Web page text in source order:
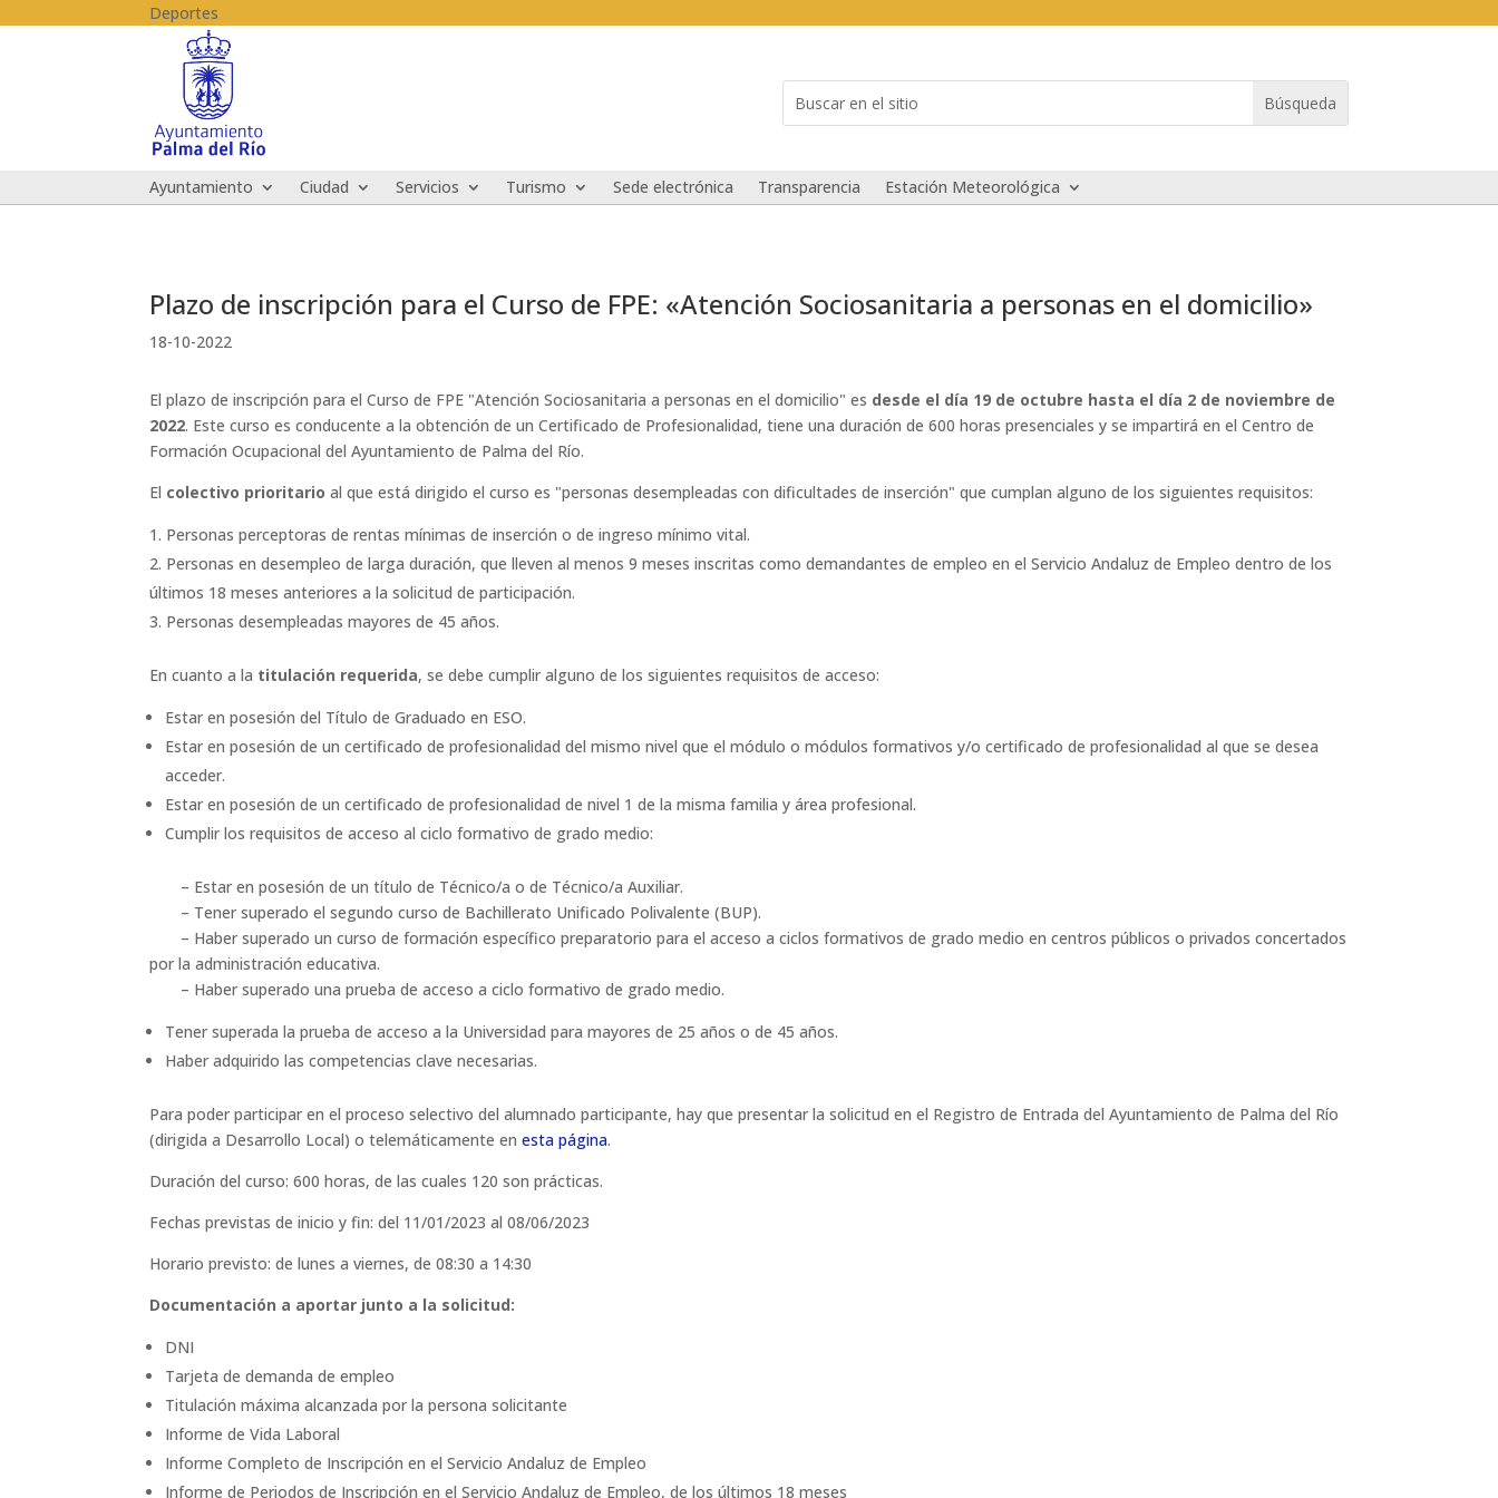
Deportes
for...
Ayuntamiento Ciudad Servicios Turismo Sede electrónica Transparencia Estación Meteorológica
Plazo de inscripción para el Curso de FPE: «Atención Sociosanitaria a personas en el domicilio»
18-10-2022
El plazo de inscripción para el Curso de FPE "Atención Sociosanitaria a personas en el domicilio" es desde el día 19 de octubre hasta el día 2 de noviembre de
2022. Este curso es conducente a la obtención de un Certificado de Profesionalidad, tiene una duración de 600 horas presenciales y se impartirá en el Centro de
Formación Ocupacional del Ayuntamiento de Palma del Río.
El colectivo prioritario al que está dirigido el curso es "personas desempleadas con dificultades de inserción" que cumplan alguno de los siguientes requisitos:
Personas perceptoras de rentas mínimas de inserción o de ingreso mínimo vital.
Personas en desempleo de larga duración, que lleven al menos 9 meses inscritas como demandantes de empleo en el Servicio Andaluz de Empleo dentro de los
últimos 18 meses anteriores a la solicitud de participación.
Personas desempleadas mayores de 45 años.
En cuanto a la titulación requerida, se debe cumplir alguno de los siguientes requisitos de acceso:
Estar en posesión del Título de Graduado en ESO.
Estar en posesión de un certificado de profesionalidad del mismo nivel que el módulo o módulos formativos y/o certificado de profesionalidad al que se desea
acceder.
Estar en posesión de un certificado de profesionalidad de nivel 1 de la misma familia y área profesional.
Cumplir los requisitos de acceso al ciclo formativo de grado medio:
– Estar en posesión de un título de Técnico/a o de Técnico/a Auxiliar.
– Tener superado el segundo curso de Bachillerato Unificado Polivalente (BUP).
– Haber superado un curso de formación específico preparatorio para el acceso a ciclos formativos de grado medio en centros públicos o privados concertados
por la administración educativa.
– Haber superado una prueba de acceso a ciclo formativo de grado medio.
Tener superada la prueba de acceso a la Universidad para mayores de 25 años o de 45 años.
Haber adquirido las competencias clave necesarias.
Para poder participar en el proceso selectivo del alumnado participante, hay que presentar la solicitud en el Registro de Entrada del Ayuntamiento de Palma del Río
(dirigida a Desarrollo Local) o telemáticamente enesta página.
Duración del curso: 600 horas, de las cuales 120 son prácticas.
Fechas previstas de inicio y fin: del 11/01/2023 al 08/06/2023
Horario previsto: de lunes a viernes, de 08:30 a 14:30
Documentación a aportar junto a la solicitud:
DNI
Tarjeta de demanda de empleo
Titulación máxima alcanzada por la persona solicitante
Informe de Vida Laboral
Informe Completo de Inscripción en el Servicio Andaluz de Empleo
Informe de Periodos de Inscripción en el Servicio Andaluz de Empleo, de los últimos 18 meses